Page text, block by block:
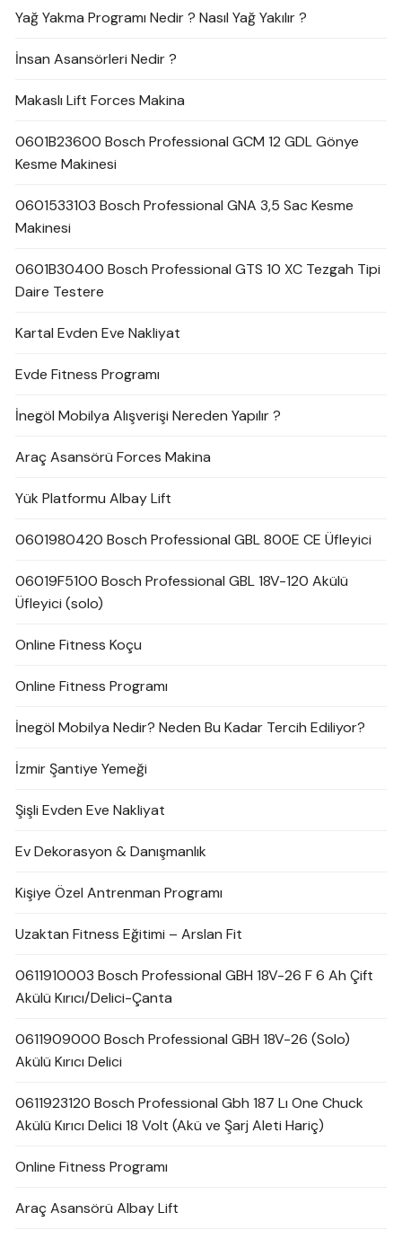
Yağ Yakma Programı Nedir ? Nasıl Yağ Yakılır ?
İnsan Asansörleri Nedir ?
Makaslı Lift Forces Makina
0601B23600 Bosch Professional GCM 12 GDL Gönye
Kesme Makinesi
0601533103 Bosch Professional GNA 3,5 Sac Kesme
Makinesi
0601B30400 Bosch Professional GTS 10 XC Tezgah Tipi
Daire Testere
Kartal Evden Eve Nakliyat
Evde Fitness Programı
İnegöl Mobilya Alışverişi Nereden Yapılır ?
Araç Asansörü Forces Makina
Yük Platformu Albay Lift
0601980420 Bosch Professional GBL 800E CE Üfleyici
06019F5100 Bosch Professional GBL 18V-120 Akülü
Üfleyici (solo)
Online Fitness Koçu
Online Fitness Programı
İnegöl Mobilya Nedir? Neden Bu Kadar Tercih Ediliyor?
İzmir Şantiye Yemeği
Şişli Evden Eve Nakliyat
Ev Dekorasyon & Danışmanlık
Kişiye Özel Antrenman Programı
Uzaktan Fitness Eğitimi – Arslan Fit
0611910003 Bosch Professional GBH 18V-26 F 6 Ah Çift
Akülü Kırıcı/Delici-Çanta
0611909000 Bosch Professional GBH 18V-26 (Solo)
Akülü Kırıcı Delici
0611923120 Bosch Professional Gbh 187 Lı One Chuck
Akülü Kırıcı Delici 18 Volt (Akü ve Şarj Aleti Hariç)
Online Fitness Programı
Araç Asansörü Albay Lift